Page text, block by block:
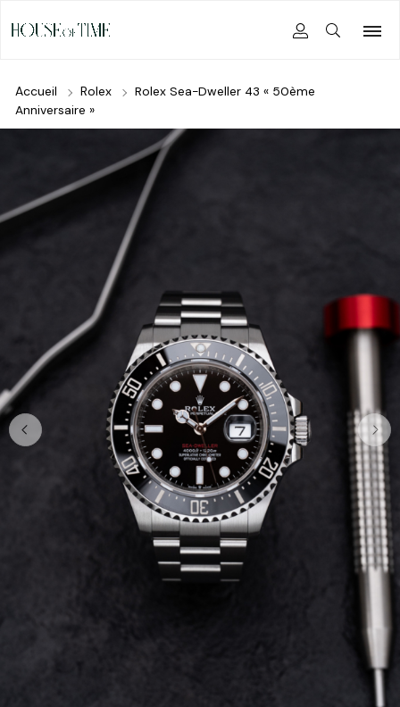
Accueil Rolex
Rolex Sea-Dweller 43 « 50ème
Anniversaire »